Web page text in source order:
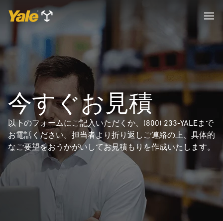
今すぐお見積
以下のフォームにご記入いただくか、(800) 233-YALEまで
お電話ください。担当者より折り返しご連絡の上、具体的
なご要望をおうかがいしてお見積もりを作成いたします。